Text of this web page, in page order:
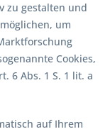
zu gestalten und
um
Cookies,
6 Abs. 1 S. 1 lit. a
auf Ihrem